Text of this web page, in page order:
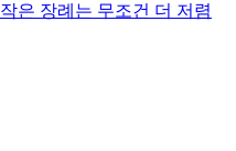
은 장례는 무조건 더 저렴